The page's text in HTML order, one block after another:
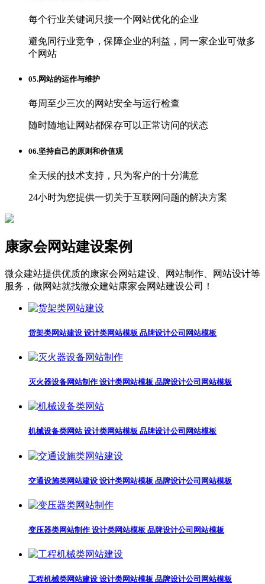
每个行业关键词只接一个网站优化的企业
避免同行业竞争，保障企业的利益，同一家企业可做多
个网站
05.网站的运作与维护
每周至少三次的网站安全与运行检查
随时随地让网站都保存可以正常访问的状态
06.坚持自己的原则和价值观
全天候的技术支持，只为客户的十分满意
24小时为您提供一切关于互联网问题的解决方案
康家会网站建设案例
微众建站提供优质的康家会网站建设、网站制作、网站设计等
服务，做网站就找微众建站康家会网站建设公司！
货架类网站建设 设计类网站模板 品牌设计公司网站模板
灭火器设备网站制作 设计类网站模板 品牌设计公司网站模板
机械设备类网站 设计类网站模板 品牌设计公司网站模板
交通设施类网站建设 设计类网站模板 品牌设计公司网站模板
变压器类网站制作 设计类网站模板 品牌设计公司网站模板
工程机械类网站建设 设计类网站模板 品牌设计公司网站模板